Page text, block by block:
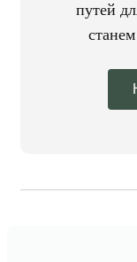
путей